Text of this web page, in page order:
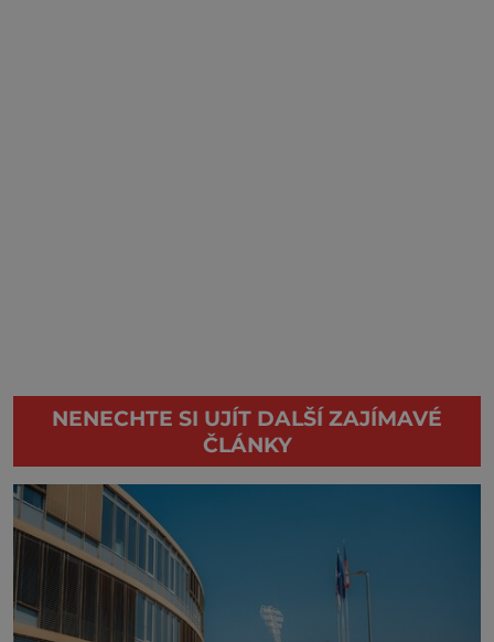
NENECHTE SI UJÍT DALŠÍ ZAJÍMAVÉ
ČLÁNKY